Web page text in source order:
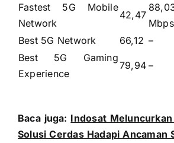
Fastest 5G Mobile
Network
42,47
Mbps
Best 5G Network
66,12 –
Best 5G Gaming
Experience
79,94 –
Baca juga: Indosat Meluncurkan
Solusi Cerdas Hadapi Ancaman